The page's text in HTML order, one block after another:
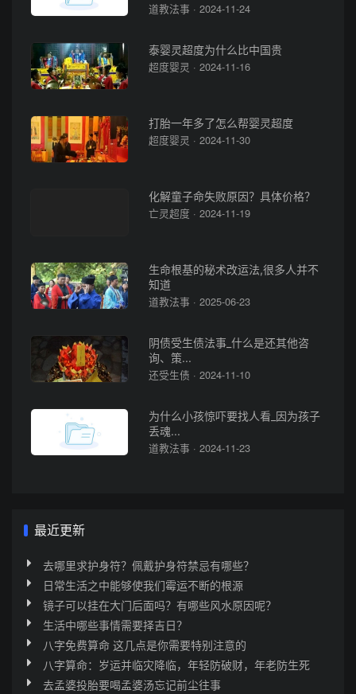
道教法事 · 2024-11-24
泰婴灵超度为什么比中国贵
超度婴灵 · 2024-11-16
打胎一年多了怎么帮婴灵超度
超度婴灵 · 2024-11-30
化解童子命失败原因？具体价格？
亡灵超度 · 2024-11-19
生命根基的秘术改运法,很多人并不
知道
道教法事 · 2025-06-23
阴债受生债法事_什么是还其他咨
询、策...
还受生债 · 2024-11-10
为什么小孩惊吓要找人看_因为孩子
丢魂...
道教法事 · 2024-11-23
最近更新
去哪里求护身符？佩戴护身符禁忌有哪些？
日常生活之中能够使我们霉运不断的根源
镜子可以挂在大门后面吗？有哪些风水原因呢？
生活中哪些事情需要择吉日？
八字免费算命 这几点是你需要特别注意的
八字算命：岁运并临灾降临，年轻防破财，年老防生死
去孟婆投胎要喝孟婆汤忘记前尘往事